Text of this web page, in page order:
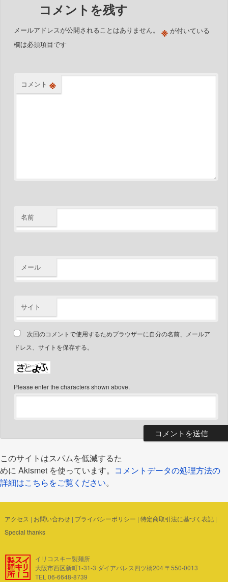
コメントを残す
メールアドレスが公開されることはありません。 ※ が付いている
欄は必須項目です
コメント ※
名前
メール
サイト
次回のコメントで使用するためブラウザーに自分の名前、メールア
ドレス、サイトを保存する。
Please enter the characters shown above.
このサイトはスパムを低減するた
めに Akismet を使っています。 コメントデータの処理方法の
詳細はこちらをご覧ください。
アクセス | お問い合わせ| プライバシーポリシー | 特定商取引法に基づく表記|
Special thanks
イリコスキー製麺所
大阪市西区新町1-31-3 ダイアパレス四ツ橋204 〒550-0013
TEL 06-6648-8739